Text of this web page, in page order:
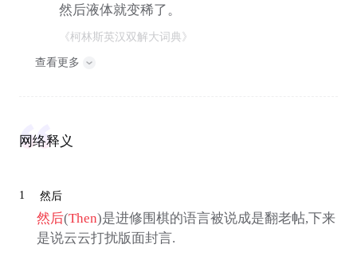
然后液体就变稀了。
《柯林斯英汉双解大词典》
查看更多
网络释义
1 然后
然后(Then)是进修围棋的语言被说成是翻老帖,下来
是说云云打扰版面封言.